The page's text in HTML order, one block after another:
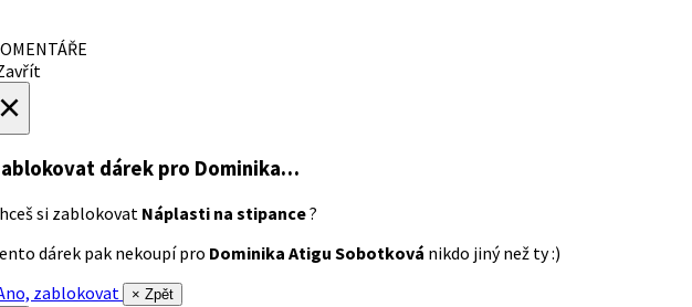
dárek pro Dominika…
si zablokovat Náplasti na stipance?
dárek pak nekoupí pro Dominika Atigu Sobotková nikdo jiný než ty :)
zablokovat
× Zpět